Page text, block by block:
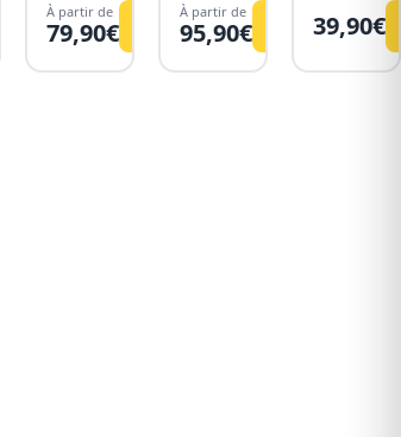
Voir
À partir de
79,90€ Voir
À partir de
95,90€ 39,90€